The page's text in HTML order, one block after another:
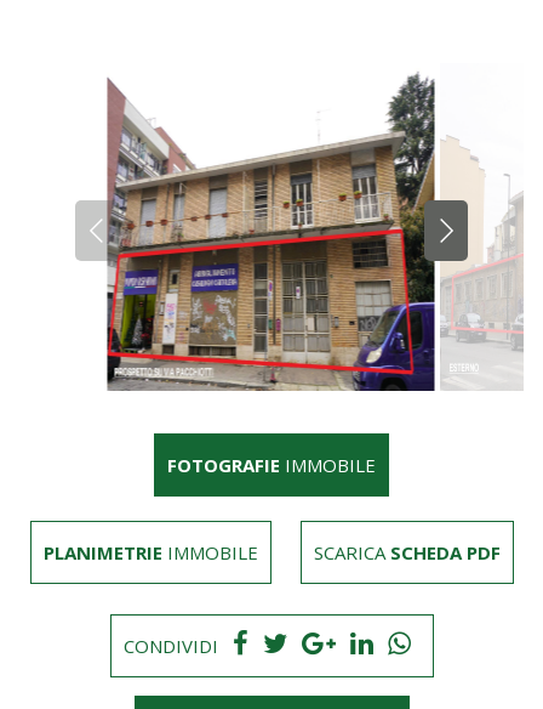
FOTOGRAFIE IMMOBILE
PLANIMETRIE IMMOBILE SCARICA SCHEDA PDF
CONDIVIDI